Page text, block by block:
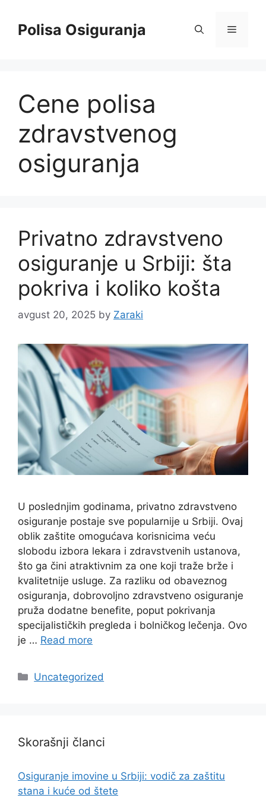
contentPolisa Osiguranja Menu
Cene polisa
zdravstvenog
osiguranja
Privatno zdravstveno
osiguranje u Srbiji: šta
pokriva i koliko košta
avgust 20, 2025 by Zaraki
U poslednjim godinama, privatno zdravstveno
osiguranje postaje sve popularnije u Srbiji. Ovaj
oblik zaštite omogućava korisnicima veću
slobodu izbora lekara i zdravstvenih ustanova,
što ga čini atraktivnim za one koji traže brže i
kvalitetnije usluge. Za razliku od obaveznog
osiguranja, dobrovoljno zdravstveno osiguranje
pruža dodatne benefite, poput pokrivanja
specijalističkih pregleda i bolničkog lečenja. Ovo
je … Read more
Categories
Uncategorized
Skorašnji članci
Osiguranje imovine u Srbiji: vodič za zaštitu
stana i kuće od štete